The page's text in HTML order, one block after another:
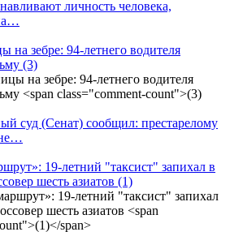
личность человека,
на зебре: 94-летнего водителя
(3)
суд (Сенат) сообщил: престарелому
19-летний "таксист" запихал в
шесть азиатов (1)